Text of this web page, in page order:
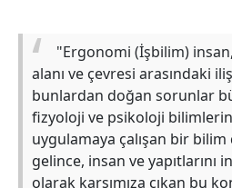
"Ergonomi (İşbilim)
alanı ve çevresi arasındaki
bunlardan doğan sorunlar
fizyoloji ve psikoloji
uygulamaya çalışan bir bilim
gelince, insan ve yapıtlarını
olarak karşımıza çıkan bu